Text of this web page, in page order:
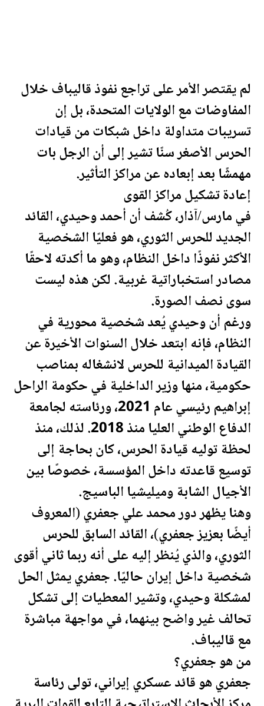
لم يقتصر الأمر على تراجع نفوذ قاليباف خلال
المفاوضات معالولايات المتحدة، بل إن
تسريبات متداولة داخل شبكات من قيادات
الحرس الأصغر سنًا تشير إلى أن الرجل بات
مهمشًا بعد إبعاده عن مراكز التأثير.
إعادة تشكيل مراكز القوى
في مارس/آذار، كُشف أن أحمد وحيدي، القائد
الجديد للحرس الثوري، هو فعليًا الشخصية
الأكثر نفوذًا داخل النظام، وهو ما أكدته لاحقًا
مصادر استخباراتية غربية. لكن هذه ليست
سوى نصف الصورة.
ورغم أن وحيدي يُعد شخصية محورية في
النظام، فإنه ابتعد خلال السنوات الأخيرة عن
القيادة الميدانية للحرس لانشغاله بمناصب
حكومية، منها وزير الداخلية في حكومة الراحل
إبراهيم رئيسي عام 2021، ورئاسته لجامعة
الدفاع الوطني العليا منذ 2018. لذلك، منذ
لحظةتوليه قيادة الحرس، كان بحاجة إلى
توسيع قاعدته داخل المؤسسة، خصوصًا بين
الأجيال الشابة وميليشيا الباسيج.
وهنا يظهر دور محمد علي جعفري (المعروف
أيضًا بعزيز جعفري)، القائد السابق للحرس
الثوري، والذي يُنظر إليه على أنه ربما ثاني أقوى
شخصية داخل إيران حاليًا. جعفري يمثل الحل
لمشكلة وحيدي، وتشير المعطيات إلى تشكل
تحالف غير واضح بينهما، في مواجهة مباشرة
مع قاليباف.
من هو جعفري؟
جعفري هو قائد عسكري إيراني، تولى رئاسة